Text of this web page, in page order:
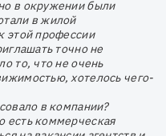
в окружении были
в жилой
этой профессии
точно не
то, что не очень
хотелось чего-
в компании?
коммерческая